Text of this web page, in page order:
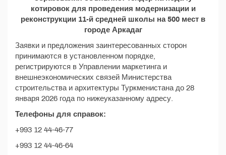
котировок для проведения модернизации и
реконструкции 11-й средней школы на 500 мест в
городе Аркадаг
Заявки и предложения заинтересованных сторон
принимаются в установленном порядке,
регистрируются в Управлении маркетинга и
внешнеэкономических связей Министерства
строительства и архитектуры Туркменистана до 28
января 2026 года по нижеуказанному адресу.
Телефоны для справок:
+993 12 44-46-77
+993 12 44-46-64